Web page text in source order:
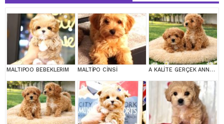
MALTIPOO BEBEKLERIM MALTİPO CİNSİ A KALİTE GERÇEK ANNE BABA MALTİPOO YAVRULAR